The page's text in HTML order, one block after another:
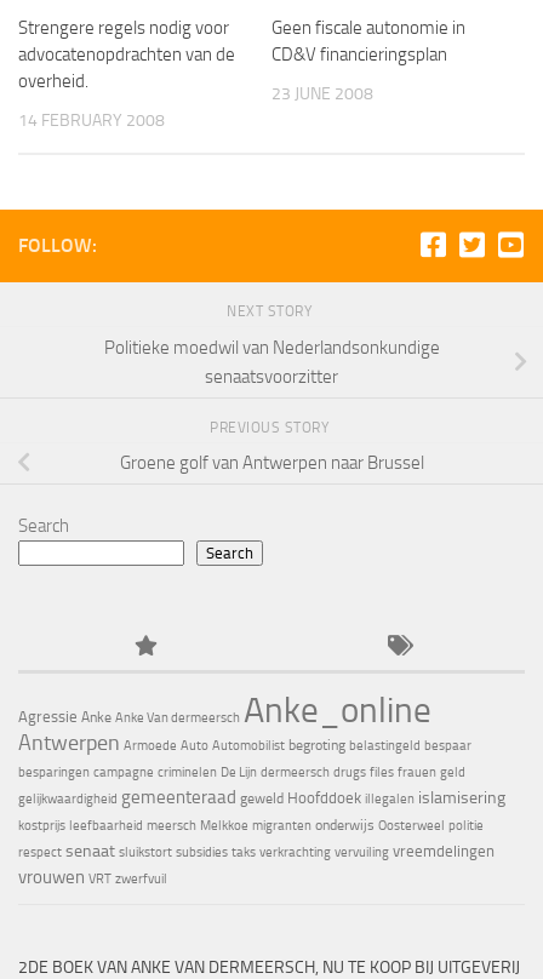
Strengere regels nodig voor
advocatenopdrachten van de
overheid.
14 FEBRUARY 2008
Geen fiscale autonomie in
CD&V financieringsplan
23 JUNE 2008
FOLLOW:
NEXT STORY
Politieke moedwil van Nederlandsonkundige
senaatsvoorzitter
PREVIOUS STORY
Groene golf van Antwerpen naar Brussel
Search
Search
Agressie Anke Anke Van dermeersch Anke_online
Antwerpen Armoede Auto Automobilist begroting belastingeld bespaar
besparingen campagne criminelen De Lijn dermeersch drugs files frauen geld
gelijkwaardigheid gemeenteraad geweld Hoofddoek illegalen islamisering
kostprijs leefbaarheid meersch Melkkoe migranten onderwijs Oosterweel politie
respect senaat sluikstort subsidies taks verkrachting vervuiling vreemdelingen
vrouwen VRT zwerfvuil
2DE BOEK VAN ANKE VAN DERMEERSCH, NU TE KOOP BIJ UITGEVERIJ